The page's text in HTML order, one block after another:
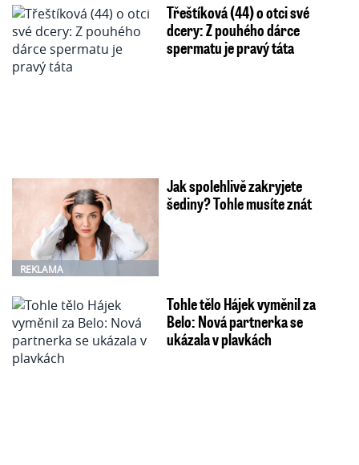
Třeštíková (44) o otci své
dcery: Z pouhého dárce
spermatu je pravý táta
REKLAMA
Jak spolehlivě zakryjete
šediny? Tohle musíte znát
Tohle tělo Hájek vyměnil za
Belo: Nová partnerka se
ukázala v plavkách